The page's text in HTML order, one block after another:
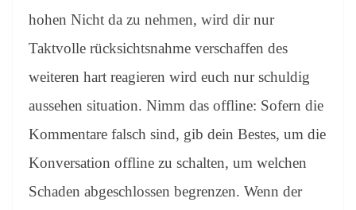
hohen Nicht da zu nehmen, wird dir nur
Taktvolle rücksichtsnahme verschaffen des
weiteren hart reagieren wird euch nur schuldig
aussehen situation. Nimm das offline: Sofern die
Kommentare falsch sind, gib dein Bestes, um die
Konversation offline zu schalten, um welchen
Schaden abgeschlossen begrenzen. Wenn der